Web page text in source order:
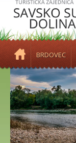
BRDOVEC